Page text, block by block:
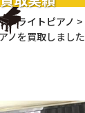
プライトピアノ >
ノを買取しました